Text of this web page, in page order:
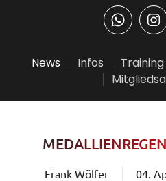
News Infos Training
Frank Wölfer 04.